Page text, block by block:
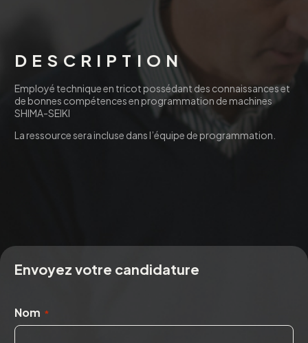
DESCRIPTION
Employé technique en tricot possédant des connaissances et
de bonnes compétences en programmation de machines
SHIMA-SEIKI
La ressource sera incluse dans l’équipe de programmation.
Envoyez votre candidature
Nom *